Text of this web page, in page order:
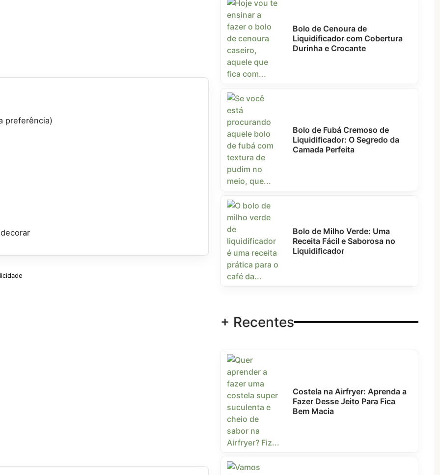
preferência)
Bolo de Cenoura de
Liquidificador com Cobertura
Durinha e Crocante
Bolo de Fubá Cremoso de
Liquidificador: O Segredo da
Camada Perfeita
Bolo de Milho Verde: Uma
Receita Fácil e Saborosa no
Liquidificador
+ Recentes
Costela na Airfryer: Aprenda a
Fazer Desse Jeito Para Fica
Bem Macia